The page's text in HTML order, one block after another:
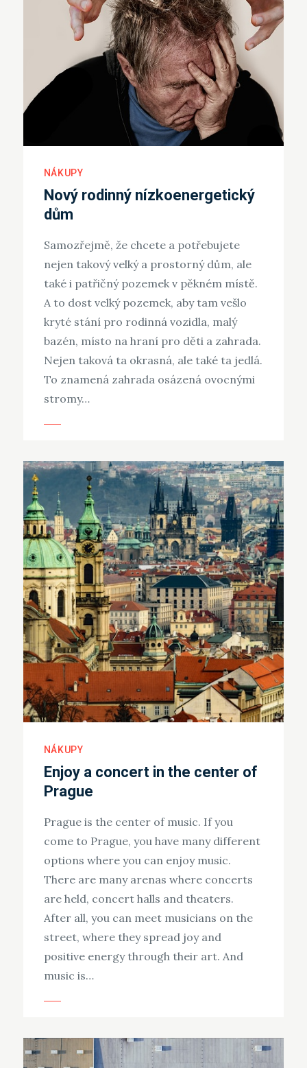
NÁKUPY
Nový rodinný nízkoenergetický
dům
Samozřejmě, že chcete a potřebujete
nejen takový velký a prostorný dům, ale
také i patřičný pozemek v pěkném místě.
A to dost velký pozemek, aby tam vešlo
kryté stání pro rodinná vozidla, malý
bazén, místo na hraní pro děti a zahrada.
Nejen taková ta okrasná, ale také ta jedlá.
To znamená zahrada osázená ovocnými
stromy…
NÁKUPY
Enjoy a concert in the center of
Prague
Prague is the center of music. If you
come to Prague, you have many different
options where you can enjoy music.
There are many arenas where concerts
are held, concert halls and theaters.
After all, you can meet musicians on the
street, where they spread joy and
positive energy through their art. And
music is…